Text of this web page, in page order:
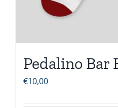
Pedalino Bar
€10,00